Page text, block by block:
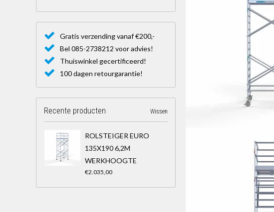
Gratis verzending vanaf €200,-
Bel 085-2738212 voor advies!
Thuiswinkel gecertificeerd!
100 dagen retourgarantie!
Recente producten Wissen
ROLSTEIGER EURO
135X190 6,2M
WERKHOOGTE
€2.035,00